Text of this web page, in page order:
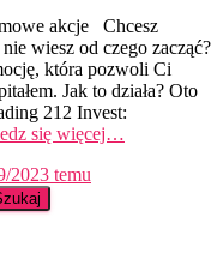
akcje Chcesz
wiesz od czego zacząć?
która pozwoli Ci
Jak to działa? Oto
212 Invest:
się więcej…
2023 temu